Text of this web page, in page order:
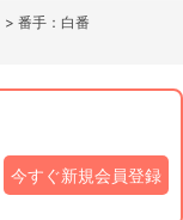
> 番手：白番
今すぐ新規会員登録